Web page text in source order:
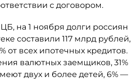
с договором.
на 1 ноября долги россиян
составили 117 млрд рублей,
от всех ипотечных кредитов.
валютных заемщиков, 31%
двух и более детей, 6% —